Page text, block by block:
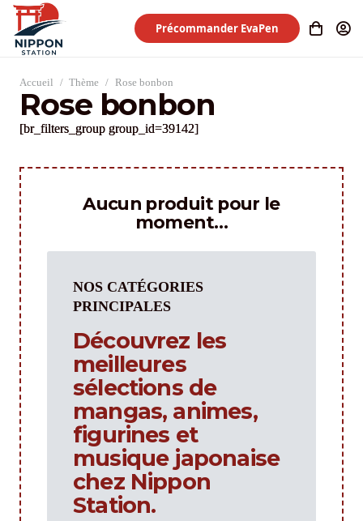
Précommander EvaPen
Accueil / Thème / Rose bonbon
Rose bonbon
[br_filters_group group_id=39142]
Aucun produit pour le
moment…
NOS CATÉGORIES
PRINCIPALES
Découvrez les
meilleures
sélections de
mangas, animes,
figurines et
musique japonaise
chez Nippon
Station.